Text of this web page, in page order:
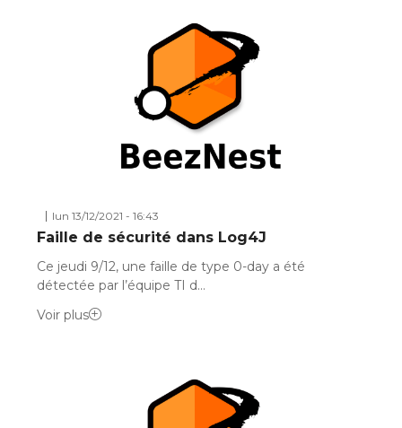
lun 13/12/2021 - 16:43
Faille de sécurité dans Log4J
Ce jeudi 9/12, une faille de type 0-day a été
détectée par l’équipe TI d…
Voir plus